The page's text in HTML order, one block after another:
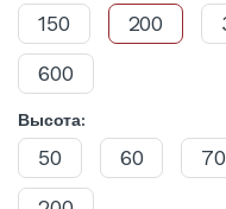
150 200
600
Высота:
50 60 70